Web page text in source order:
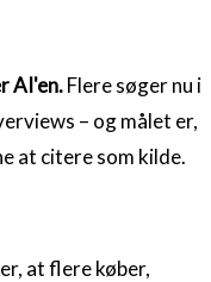
AI'en.Flere søger nu i
– og målet er,
at citere som kilde.
at flere køber,